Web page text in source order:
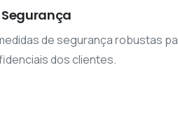
de segurança robustas
dos clientes.